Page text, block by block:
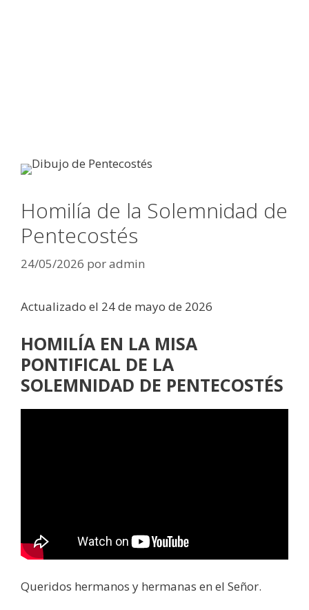
Homilía de la Solemnidad de
Pentecostés
24/05/2026 poradmin
Actualizado el 24 de mayo de 2026
HOMILÍA EN LA MISA
PONTIFICAL DE LA
SOLEMNIDAD DE PENTECOSTÉS
Queridos hermanos y hermanas en el Señor.